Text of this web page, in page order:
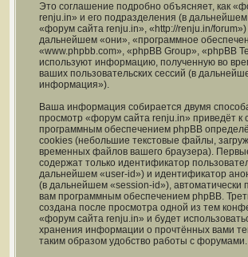
Это соглашение подробно объясняет, как
renju.in» и его подразделения (в
«форум сайта renju.in», «http://renju.in/forum»)
дальнейшем «они», «программное
«www.phpbb.com», «phpBB Group», «phpBB
используют информацию, полученную во
ваших пользовательских сессий (в
информация»).
Ваша информация собирается двумя
просмотр «форум сайта renju.in» приведёт к
программным обеспечением phpBB
cookies (небольшие текстовые файлы,
временных файлов вашего браузера).
содержат только идентификатор
дальнейшем «user-id») и идентификатор
(в дальнейшем «session-id»), автоматически
вам программным обеспечением phpBB.
создана после просмотра одной из тем
«форум сайта renju.in» и будет
хранения информации о прочтённых вами
таким образом удобство работы с форумами.